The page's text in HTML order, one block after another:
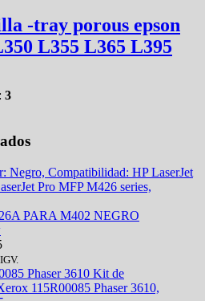
-tray porous epson
L355 L365 L395
3
PARA M402 NEGRO
Kit de
115R00085 Phaser 3610,